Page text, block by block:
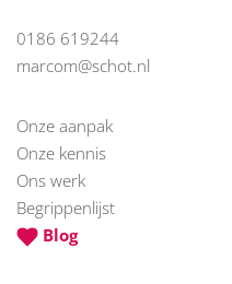
0186 619244
marcom@schot.nl
Onze aanpak
Onze kennis
Ons werk
Begrippenlijst
Blog